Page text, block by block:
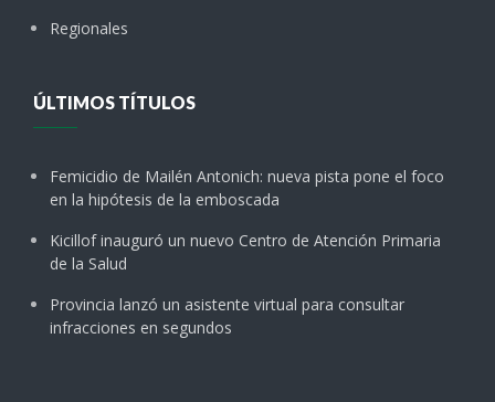
Regionales
ÚLTIMOS TÍTULOS
Femicidio de Mailén Antonich: nueva pista pone el foco
en la hipótesis de la emboscada
Kicillof inauguró un nuevo Centro de Atención Primaria
de la Salud
Provincia lanzó un asistente virtual para consultar
infracciones en segundos